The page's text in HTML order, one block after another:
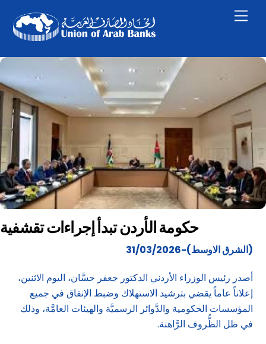
content
حكومة الأردن تبدأ إجراءات تقشفية
(الشرق الاوسط)-31/03/2026
أصدر رئيس الوزراء الأردني الدكتور جعفر حسَّان، اليوم الاثنين،
إعلاناً عاماً يقضي بترشيد الاستهلاك وضبط الإنفاق في جميع
المؤسسات الحكومية والدَّوائر الرسميَّة والهيئات العامَّة، وذلك
في ظل الظُّروف الرَّاهنة.